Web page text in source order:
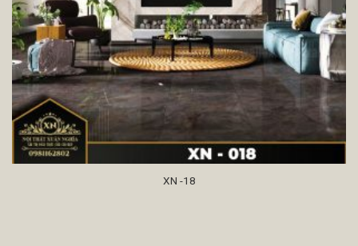
XN -18